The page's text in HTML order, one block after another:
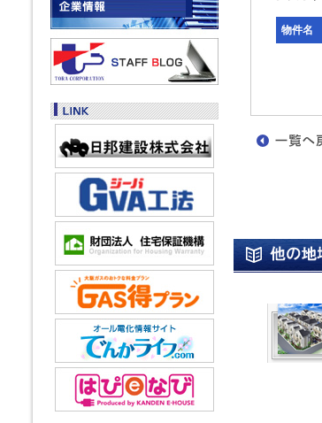
物件名